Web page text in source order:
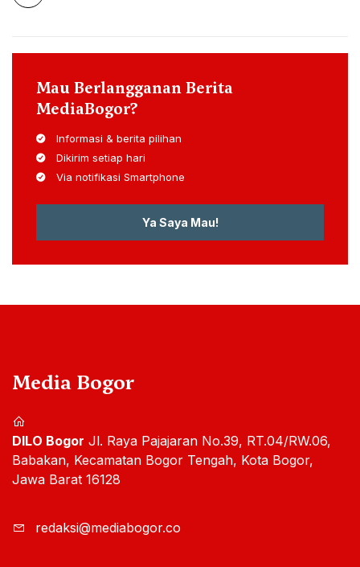
Mau Berlangganan Berita
MediaBogor?
Informasi & berita pilihan
Dikirim setiap hari
Via notifikasi Smartphone
Ya Saya Mau!
Media Bogor
DILO Bogor Jl. Raya Pajajaran No.39, RT.04/RW.06,
Babakan, Kecamatan Bogor Tengah, Kota Bogor,
Jawa Barat 16128
redaksi@mediabogor.co